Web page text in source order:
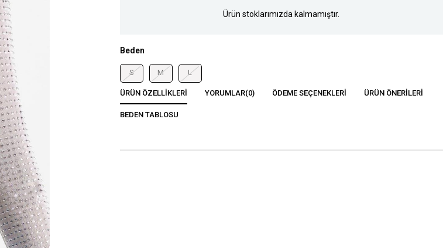
Ürün stoklarımızda kalmamıştır.
Beden
S M L
ÜRÜN ÖZELLIKLERI YORUMLAR(0) ÖDEME SEÇENEKLERI ÜRÜN ÖNERILERI
BEDEN TABLOSU